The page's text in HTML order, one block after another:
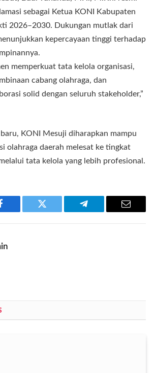
sebagai Ketua KONI Kabupaten
2026–2030. Dukungan mutlak dari
kepercayaan tinggi terhadap
memperkuat tata kelola organisasi,
cabang olahraga, dan
solid dengan seluruh stakeholder,”
KONI Mesuji diharapkan mampu
olahraga daerah melesat ke tingkat
tata kelola yang lebih profesional.
Facebook Twitter Telegram Email